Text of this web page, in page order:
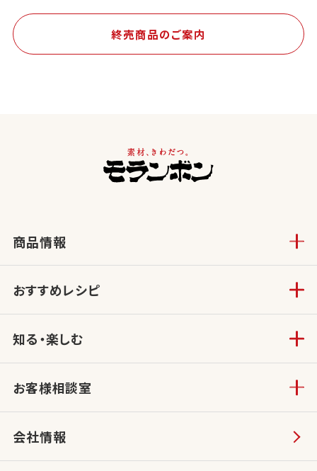
終売商品のご案内
商品情報
おすすめレシピ
知る・楽しむ
お客様相談室
会社情報